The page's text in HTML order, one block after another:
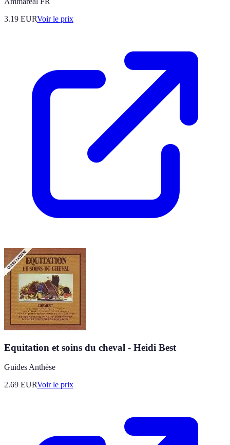
3.19 EURVoir le prix
Equitation et soins du cheval - Heidi Best
Guides Anthèse
2.69 EURVoir le prix